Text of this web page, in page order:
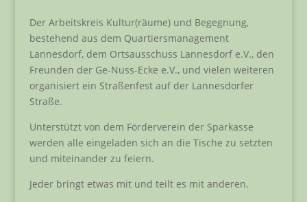
Der Arbeitskreis Kultur(räume) und Begegnung,
bestehend aus dem Quartiersmanagement
Lannesdorf, dem Ortsausschuss Lannesdorf e.V., den
Freunden der Ge-Nuss-Ecke e.V., und vielen weiteren
organisiert ein Straßenfest auf der Lannesdorfer
Straße.
Unterstützt von dem Förderverein der Sparkasse
werden alle eingeladen sich an die Tische zu setzten
und miteinander zu feiern.
Jeder bringt etwas mit und teilt es mit anderen.